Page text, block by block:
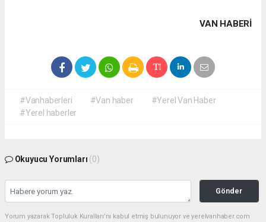
VAN HABERİ
#Vanhaberleri #Van haber
#Yerel Van Haber
#Yerel haberler
Okuyucu Yorumları (0)
Gönder
Yorum yazarak Topluluk Kuralları’nı kabul etmiş bulunuyor ve yerelvanhaber.com